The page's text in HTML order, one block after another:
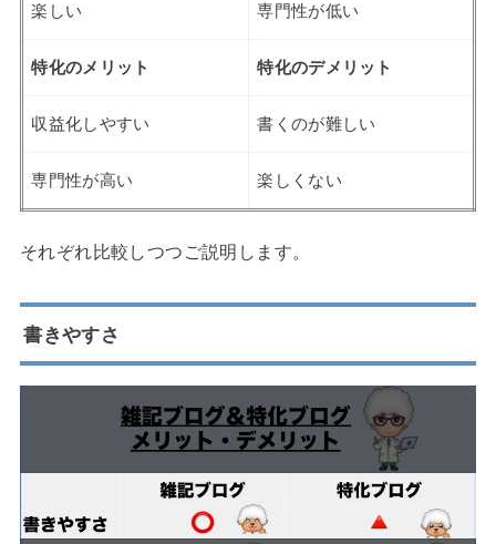
楽しい 専門性が低い
特化のメリット 特化のデメリット
収益化しやすい 書くのが難しい
専門性が高い 楽しくない
それぞれ比較しつつご説明します。
書きやすさ